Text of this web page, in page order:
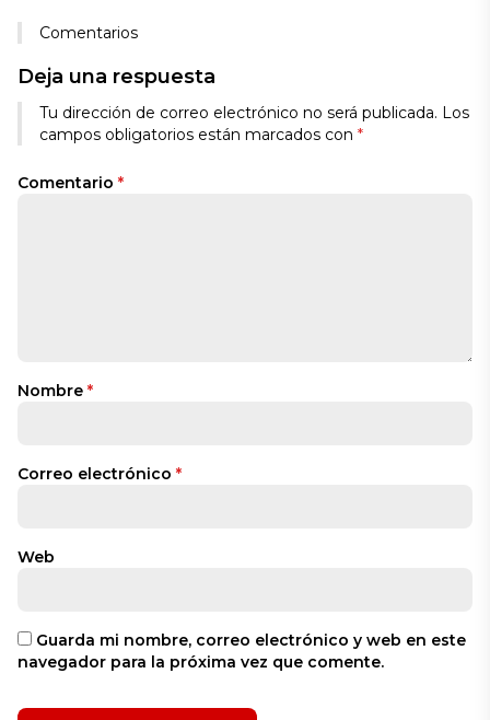
Comentarios
Deja una respuesta
Tu dirección de correo electrónico no será publicada. Los
campos obligatorios están marcados con *
Comentario *
Nombre *
Correo electrónico *
Web
Guarda mi nombre, correo electrónico y web en este
navegador para la próxima vez que comente.